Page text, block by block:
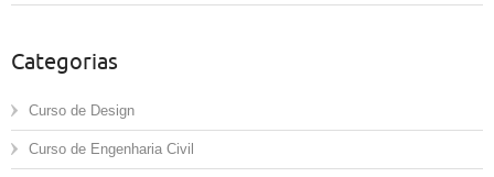
Categorias
Curso de Design
Curso de Engenharia Civil